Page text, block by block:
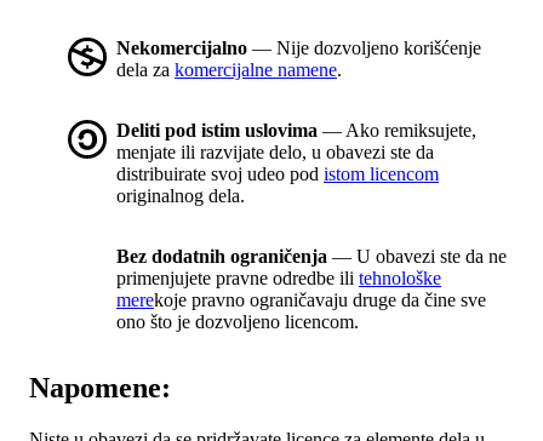
Nekomercijalno — Nije dozvoljeno korišćenje
dela za komercijalne namene.
Deliti pod istim uslovima — Ako remiksujete,
menjate ili razvijate delo, u obavezi ste da
distribuirate svoj udeo pod istom licencom
originalnog dela.
Bez dodatnih ograničenja — U obavezi ste da ne
primenjujete pravne odredbe ili tehnološke
merekoje pravno ograničavaju druge da čine sve
ono što je dozvoljeno licencom.
Napomene: